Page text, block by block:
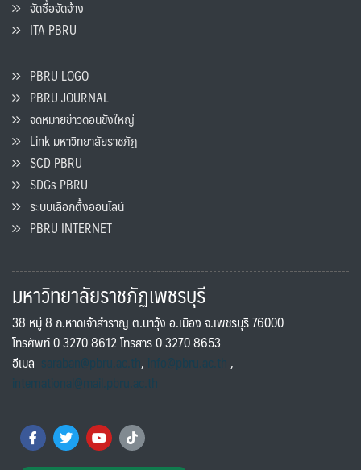
จัดซื้อจัดจ้าง
ITA PBRU
PBRU LOGO
PBRU JOURNAL
จดหมายข่าวดอนขังใหญ่
Link มหาวิทยาลัยราชภัฏ
SCD PBRU
SDGs PBRU
ระบบเลือกตั้งออนไลน์
PBRU INTERNET
มหาวิทยาลัยราชภัฏเพชรบุรี
38 หมู่ 8 ถ.หาดเจ้าสำราญ ต.นาวุ้ง อ.เมือง จ.เพชรบุรี 76000
โทรศัพท์ 0 3270 8612 โทรสาร 0 3270 8653
อีเมล saraban@pbru.ac.th, info@pbru.ac.th,
international@mail.pbru.ac.th